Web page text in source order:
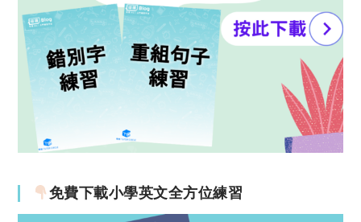
免費下載小學英文全方位練習